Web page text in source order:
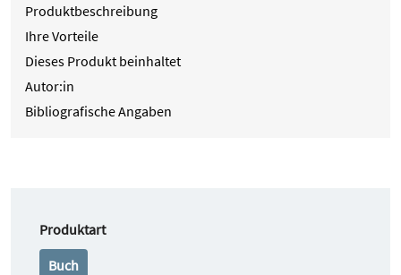
Produktbeschreibung
Ihre Vorteile
Dieses Produkt beinhaltet
Autor:in
Bibliografische Angaben
Produktartauswählen
Buch